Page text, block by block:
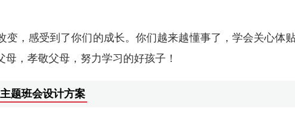
变，感受到了你们的成长。你们越来越懂事了，学会关心体
，孝敬父母，努力学习的好孩子！
题班会设计方案